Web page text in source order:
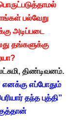
பல்வேறு
அடிப்படை
தங்களுக்கு
திண்டிவனம்.
எனக்கு எப்போதும்
தந்த புத்தி”